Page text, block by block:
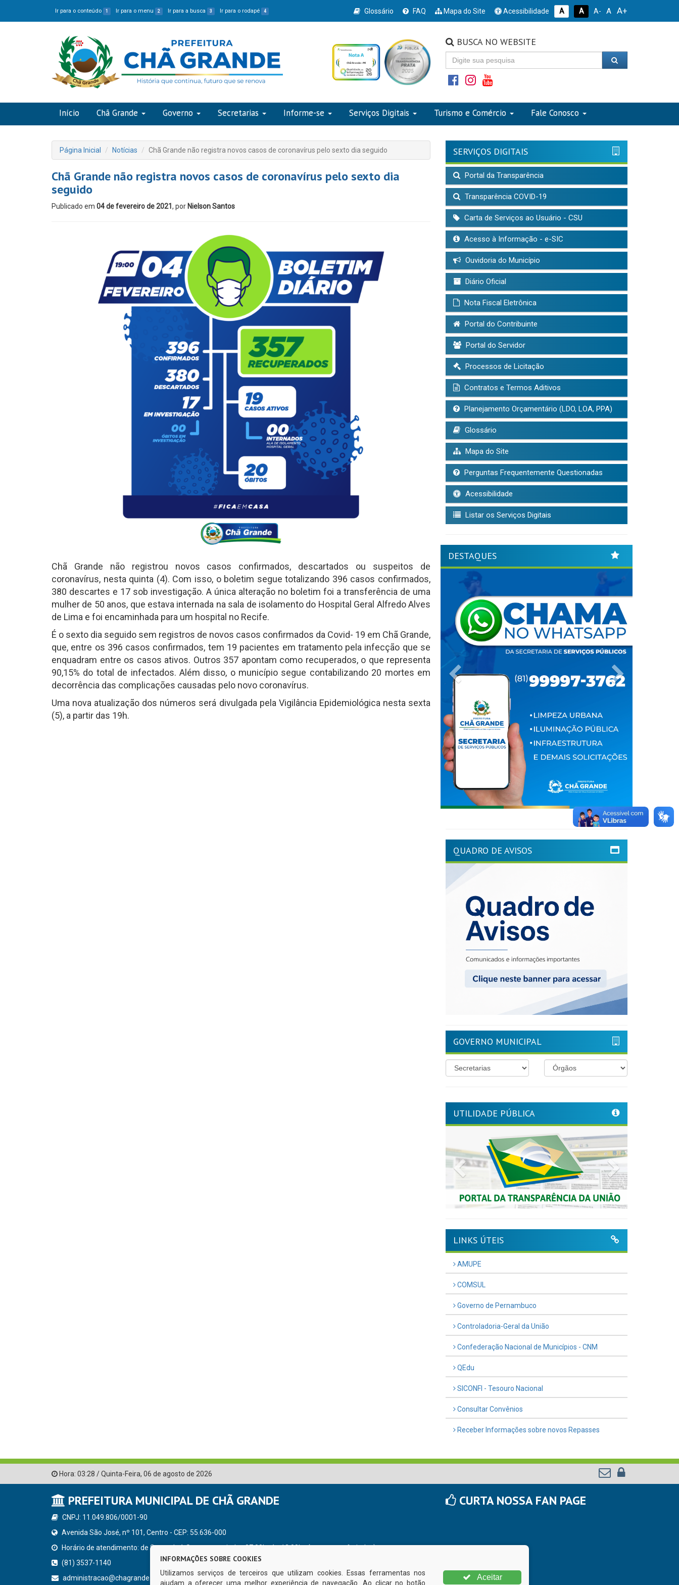
Ir para o conteúdo 1 Ir para o menu 2 Ir para a busca 3 Ir para o rodapé 4 Glossário FAQ Mapa do Site Acessibilidade A A A- A A+
BUSCA NO WEBSITE
Início Chã Grande Governo Secretarias Informe-se Serviços Digitais Turismo e Comércio Fale Conosco
Página Inicial Notícias Chã Grande não registra novos casos de coronavírus pelo sexto dia seguido
Chã Grande não registra novos casos de coronavírus pelo sexto dia
seguido
Publicado em 04 de fevereiro de 2021 , por Nielson Santos
Chã Grande não registrou novos casos confirmados, descartados ou suspeitos de
coronavírus, nesta quinta (4). Com isso, o boletim segue totalizando 396 casos confirmados,
380 descartes e 17 sob investigação. A única alteração no boletim foi a transferência de uma
mulher de 50 anos, que estava internada na sala de isolamento do Hospital Geral Alfredo Alves
de Lima e foi encaminhada para um hospital no Recife.
É o sexto dia seguido sem registros de novos casos confirmados da Covid- 19 em Chã Grande,
que, entre os 396 casos confirmados, tem 19 pacientes em tratamento pela infecção que se
enquadram entre os casos ativos. Outros 357 apontam como recuperados, o que representa
90,15% do total de infectados. Além disso, o município segue contabilizando 20 mortes em
decorrência das complicações causadas pelo novo coronavírus.
Uma nova atualização dos números será divulgada pela Vigilância Epidemiológica nesta sexta
(5), a partir das 19h.
SERVIÇOS DIGITAIS
Portal da Transparência
Transparência COVID-19
Carta de Serviços ao Usuário - CSU
Acesso à Informação - e-SIC
Ouvidoria do Município
Diário Oficial
Nota Fiscal Eletrônica
Portal do Contribuinte
Portal do Servidor
Processos de Licitação
Contratos e Termos Aditivos
Planejamento Orçamentário (LDO, LOA, PPA)
Glossário
Mapa do Site
Perguntas Frequentemente Questionadas
Acessibilidade
Listar os Serviços Digitais
DESTAQUES
Previous
QUADRO DE AVISOS
GOVERNO MUNICIPAL
UTILIDADE PÚBLICA
Previous
LINKS ÚTEIS
AMUPE
COMSUL
Governo de Pernambuco
Controladoria-Geral da União
Confederação Nacional de Municípios - CNM
QEdu
SICONFI - Tesouro Nacional
Consultar Convênios
Receber Informações sobre novos Repasses
Hora: 03:28 /Quinta-Feira, 06 de agosto de 2026
PREFEITURA MUNICIPAL DE CHÃ GRANDE
CNPJ: 11.049.806/0001-90
Avenida São José, nº 101, Centro - CEP: 55.636-000
Horário de atendimento: de Segunda à Sexta, a partir das 07:00hs às 13:00hs (exceto nos feriados)
(81) 3537-1140
administracao@chagrande.pe.gov.br
CURTA NOSSA FAN PAGE
INFORMAÇÕES SOBRE COOKIES
Utilizamos serviços de terceiros que utilizam cookies. Essas ferramentas nos
ajudam a oferecer uma melhor experiência de navegação. Ao clicar no botão
Aceitar